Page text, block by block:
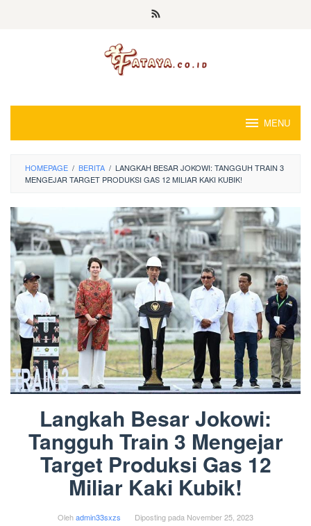
MENU
HOMEPAGE / BERITA / LANGKAH BESAR JOKOWI: TANGGUH TRAIN 3
MENGEJAR TARGET PRODUKSI GAS 12 MILIAR KAKI KUBIK!
Langkah Besar Jokowi:
Tangguh Train 3 Mengejar
Target Produksi Gas 12
Miliar Kaki Kubik!
Olehadmin33sxzs Diposting pada November 25, 2023